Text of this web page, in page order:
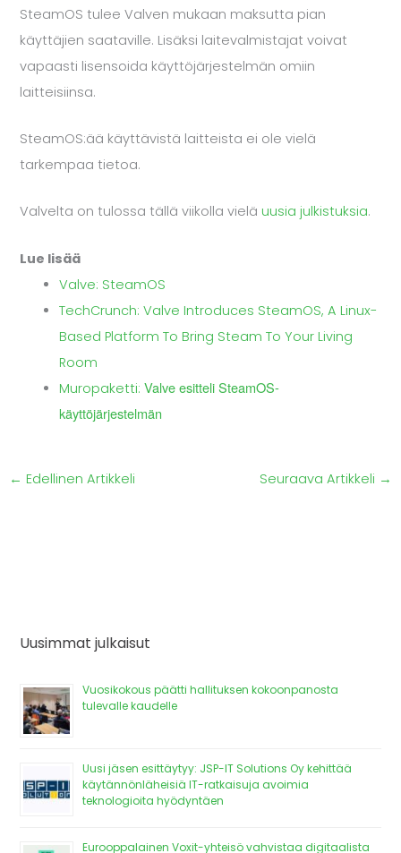
SteamOS tulee Valven mukaan maksutta pian
käyttäjien saataville. Lisäksi laitevalmistajat voivat
vapaasti lisensoida käyttöjärjestelmän omiin
laitteisiinsa.
SteamOS:ää käyttävistä laitteista ei ole vielä
tarkempaa tietoa.
Valvelta on tulossa tällä viikolla vielä uusia julkistuksia.
Lue lisää
Valve: SteamOS
TechCrunch: Valve Introduces SteamOS, A Linux-
Based Platform To Bring Steam To Your Living
Room
Muropaketti:Valve esitteli SteamOS-
käyttöjärjestelmän
← Edellinen Artikkeli Seuraava Artikkeli →
Uusimmat julkaisut
Vuosikokous päätti hallituksen kokoonpanosta
tulevalle kaudelle
Uusi jäsen esittäytyy: JSP-IT Solutions Oy kehittää
käytännönläheisiä IT-ratkaisuja avoimia
teknologioita hyödyntäen
Eurooppalainen Voxit-yhteisö vahvistaa digitaalista